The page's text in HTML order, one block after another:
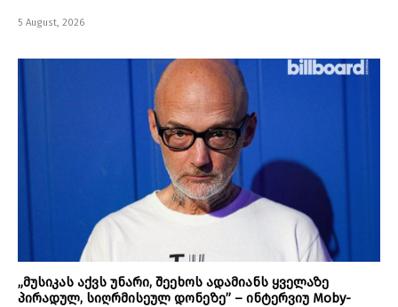
5 August, 2026
„მუსიკას აქვს უნარი, შეეხოს ადამიანს ყველაზე
პირადულ, სიღრმისეულ დონეზე” – ინტერვიუ Moby-